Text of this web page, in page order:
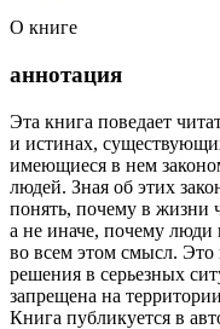
О книге
аннотация
Эта книга поведает
и истинах,
имеющиеся в нем
людей. Зная об этих
понять, почему в жизни
а не иначе, почему люди
во всем этом смысл.
решения в серьезных
запрещена на
Книга публикуется в